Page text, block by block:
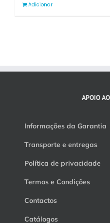
Adicionar
APOIO
Informações da Garantia
Transporte e entregas
Política de privacidade
Termos e Condições
Contactos
Catálogos